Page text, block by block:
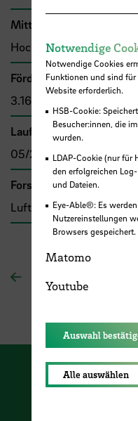
Mittel- bzw.
Hochschule Bremen,
Förder- bzw.
3.160,00 €
Laufzeit
05/2021 - 10/2022
Forschungs- und
Luft- und Raumfahrt
Notwendige
Notwendige Cookies
Funktionen und sind
Website erforderlich.
HSB-Cookie:
Besucher:innen, die
wurden.
LDAP-Cookie (nur für
den erfolgreichen
und Dateien.
Eye-Able®: Es
Nutzereinstellungen
Browsers gespeichert.
Matomo
Youtube
Auswahl
Alle auswählen